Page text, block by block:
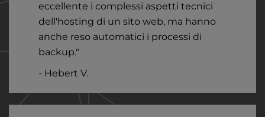
eccellente i complessi aspetti tecnici
dell'hosting di un sito web, ma hanno
anche reso automatici i processi di
backup."
- Hebert V.